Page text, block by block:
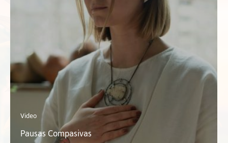
Video
Pausas Compasivas